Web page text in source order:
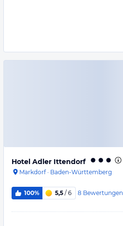
Hotel Adler Ittendorf
Markdorf· Baden-Württemberg
100% 5,5 / 6 8 Bewertungen